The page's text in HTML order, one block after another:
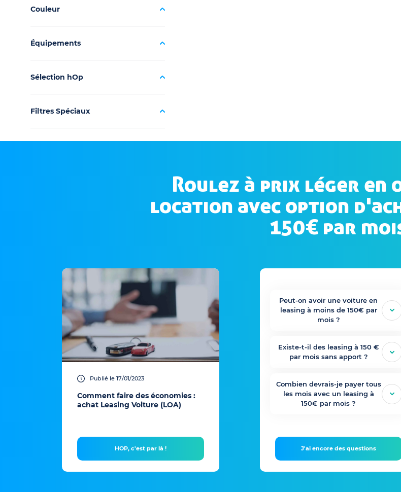
Couleur
Équipements
Sélection hOp
Filtres Spéciaux
Roulez à prix léger en
location avec option
150€ par
Publié le 17/01/2023
Comment faire des économies :
achat Leasing Voiture (LOA)
HOP, c'est par là !
Peut-on avoir une voiture en
leasing à moins de 150€ par
mois ?
Existe-t-il des leasing à 150 €
par mois sans apport ?
Combien devrais-je payer tous
les mois avec un leasing à
150€ par mois ?
J'ai encore des questions